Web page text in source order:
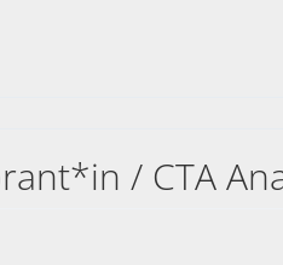
/ CTA